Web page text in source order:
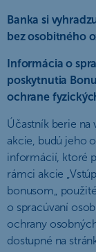
Banka si
bez osobitného
Informácia o
poskytnutia
ochrane
Účastník berie
akcie, budú jeho
informácií, ktoré
rámci akcie
bonusom„
o spracúvaní
ochrany
dostupné na